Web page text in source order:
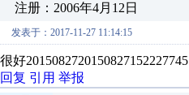
注册：2006年4月12日
发表于：2017-11-27 11:14:15
很好2015082720150827152227745
回复 引用 举报